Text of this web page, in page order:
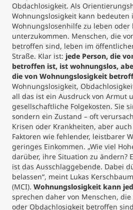
Obdachlosigkeit. Als
Wohnungslosigkeit kann
Wohnungslosenhilfe zu leben oder
unterzukommen. Menschen, die
betroffen sind, leben im
Straße. Klar ist: jede Person, die
betroffen ist, ist wohnungslos,
die von Wohnungslosigkeit
Wohnungslosigkeit,
all das ist ein Ausdruck von Armut
gesellschaftliche Folgekosten. Sie
sondern ein Zustand – oft
Krisen oder Krankheiten, aber
Faktoren wie fehlender, leistbarer
geringes Einkommen. „Wie viel
darüber, ihre Situation zu ändern?
ist das Ausschlaggebende. Dabei
belassen“, meint Lukas
(MCI). Wohnungslosigkeit kann
sprechen daher von Menschen,
oder Obdachlosigkeit betroffen